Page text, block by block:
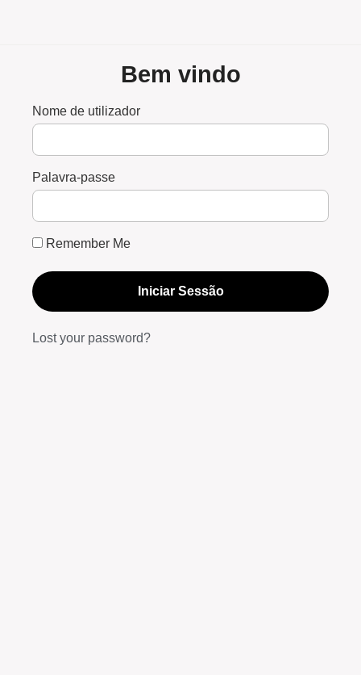
Bem vindo
Nome de utilizador
Palavra-passe
Remember Me
Iniciar Sessão
Lost your password?